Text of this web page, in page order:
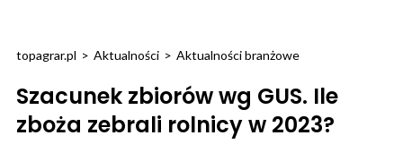
topagrar.pl > Aktualności > Aktualności branżowe
Szacunek zbiorów wg GUS. Ile
zboża zebrali rolnicy w 2023?